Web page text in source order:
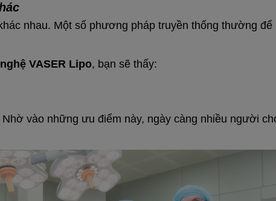
nhau. Một số phương pháp truyền thống thường
VASER Lipo, bạn sẽ thấy:
vào những ưu điểm này, ngày càng nhiều người